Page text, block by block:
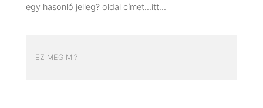
egy hasonló jelleg? oldal címet…itt…
EZ MEG MI?